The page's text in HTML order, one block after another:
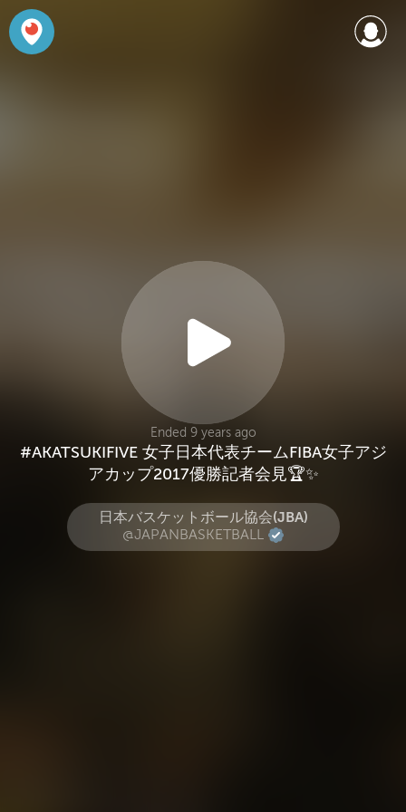
Ended 9 years ago
#AKATSUKIFIVE 女子日本代表チームFIBA女子アジ
アカップ2017優勝記者会見🏆✨
日本バスケットボール協会(JBA)
@JAPANBASKETBALL